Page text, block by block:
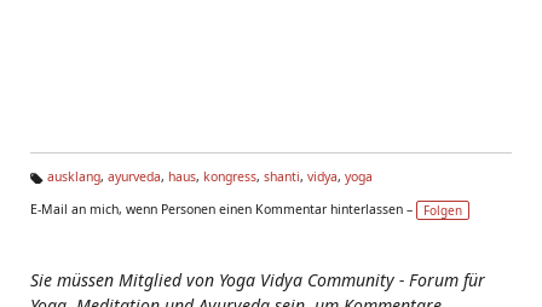
g
ausklang, ayurveda, haus, kongress, shanti, vidya, yoga
E-Mail an mich, wenn Personen einen Kommentar hinterlassen –
Folgen
Sie müssen Mitglied von Yoga Vidya Community - Forum für